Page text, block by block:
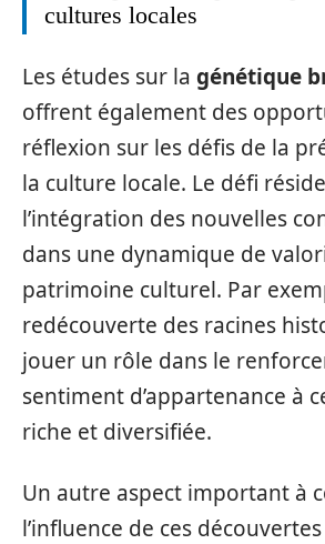
cultures locales
Les études sur la génétique
offrent également des
réflexion sur les défis de la
la culture locale. Le défi
l’intégration des nouvelles
dans une dynamique de
patrimoine culturel. Par
redécouverte des racines
jouer un rôle dans le
sentiment d’appartenance à
riche et diversifiée.
Un autre aspect important à
l’influence de ces